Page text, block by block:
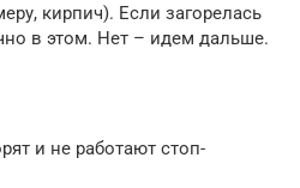
кирпич). Если загорелась
в этом. Нет – идем дальше.
и не работают стоп-